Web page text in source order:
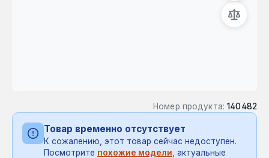
Номер продукта: 140482
Товар временно отсутствует
К сожалению, этот товар сейчас недоступен.
Посмотрите похожие модели , актуальные